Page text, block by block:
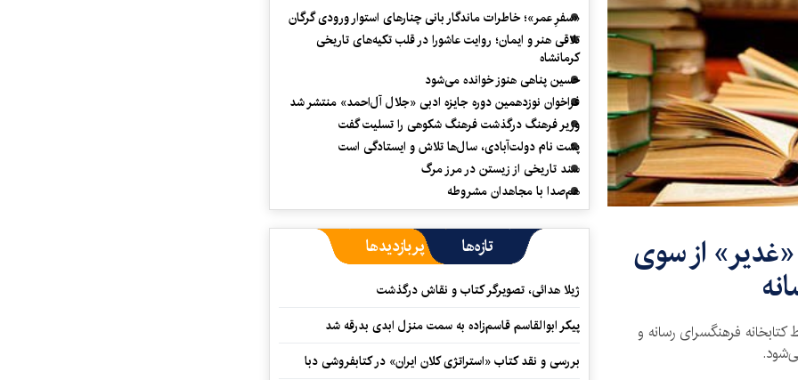
«غدیر» از سوی
فرهنگسرای رسانه و
«سفرِ عمر»؛ خاطرات ماندگار بانی چنارهای استوار ورودی گرگان
تلاقی هنر و ایمان؛ روایت عاشورا در قلب تکیه‌های تاریخی
کرمانشاه
حسین پناهی هنوز خوانده می‌شود
فراخوان نوزدهمین دوره جایزه ادبی «جلال آل‌احمد» منتشر شد
وزیر فرهنگ درگذشت فرهنگ شکوهی را تسلیت گفت
پشت نام دولت‌آبادی، سال‌ها تلاش و ایستادگی است
سند تاریخی از زیستن در مرز مرگ
هم‌صدا با مجاهدان مشروطه
تازه‌ها پربازدیدها
ژیلا هدائی، تصویرگر کتاب و نقاش درگذشت
پیکر ابوالقاسم قاسم‌زاده به سمت منزل ابدی بدرقه شد
بررسی و نقد کتاب «استراتژی کلان ایران» در کتابفروشی دبا